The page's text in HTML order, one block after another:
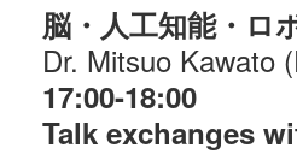
脳・人工知能・ロ
Dr. Mitsuo Kawato
17:00-18:00
Talk exchanges